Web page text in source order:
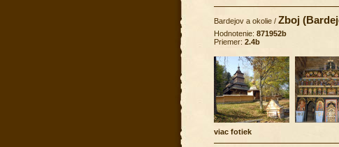
Bardejov a okolie / Zboj
Hodnotenie: 871952b
Priemer: 2.4b
viac fotiek